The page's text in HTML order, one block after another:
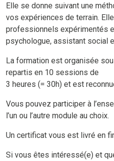
Elle se donne suivant une
vos expériences de terrain.
professionnels expérimentés
psychologue, assistant social
La formation est organisée
repartis en 10 sessions de
3 heures (= 30h) et est
Vous pouvez participer à
l’un ou l’autre module au choix.
Un certificat vous est livré en
Si vous êtes intéressé(e) et